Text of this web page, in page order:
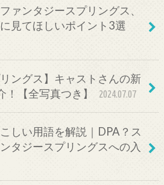
ァンタジースプリングス、
見てほしいポイント3選
ングス】キャストさんの新
！【全写真つき】
2024.07.07
しい用語を解説｜DPA？ス
タジースプリングスへの入